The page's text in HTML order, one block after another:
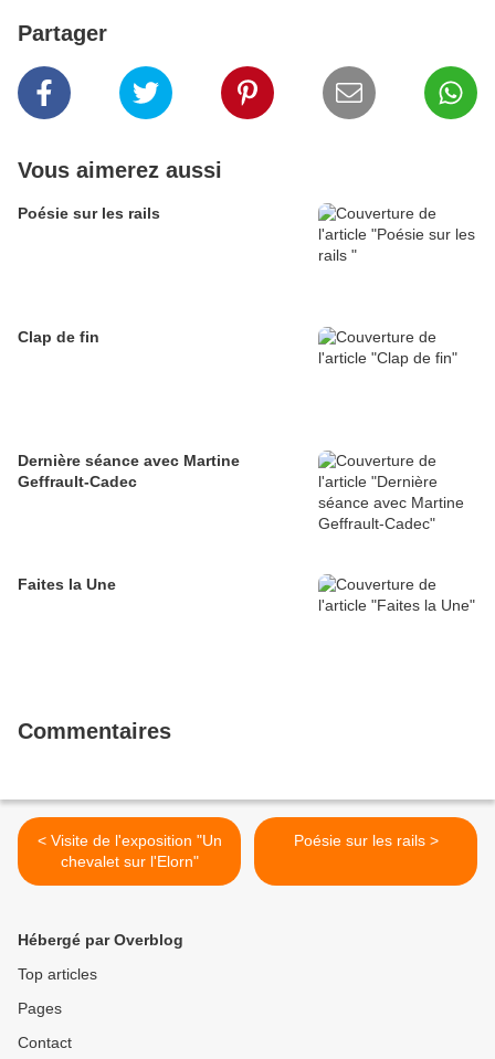
Partager
Vous aimerez aussi
Poésie sur les rails
Clap de fin
Dernière séance avec Martine
Geffrault-Cadec
Faites la Une
Commentaires
< Visite de l'exposition "Un
chevalet sur l'Elorn"
Poésie sur les rails >
Hébergé par Overblog
Top articles
Pages
Contact